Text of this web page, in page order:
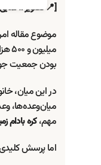
[📍 تصویر ۱: نمایی از شهر کرج با یک میز صبحانه سالم شامل کره بادام زمینی و میوه]
موضوع مقاله
بودن جمعیت
در این میان،
میان‌وعده‌ها،
مهم،کره بادام
اما پرسش